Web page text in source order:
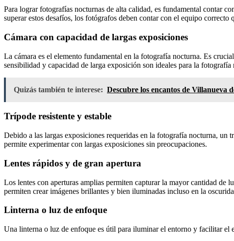
Para lograr fotografías nocturnas de alta calidad, es fundamental contar
superar estos desafíos, los fotógrafos deben contar con el equipo
Cámara con capacidad de largas exposiciones
La cámara es el elemento fundamental en la fotografía nocturna. Es
sensibilidad y capacidad de larga exposición son ideales para la fotografía
Quizás también te interese: Descubre los encantos de Villanueva
Trípode resistente y estable
Debido a las largas exposiciones requeridas en la fotografía nocturna, un
permite experimentar con largas exposiciones sin preocupaciones.
Lentes rápidos y de gran apertura
Los lentes con aperturas amplias permiten capturar la mayor cantidad de
permiten crear imágenes brillantes y bien iluminadas incluso en la
Linterna o luz de enfoque
Una linterna o luz de enfoque es útil para iluminar el entorno y facilitar el